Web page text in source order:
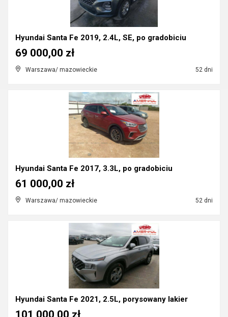
Hyundai Santa Fe 2019, 2.4L, SE, po gradobiciu
Warszawa/ mazowieckie 52 dni
69 000,00 zł
Hyundai Santa Fe 2017, 3.3L, po gradobiciu
Warszawa/ mazowieckie 52 dni
61 000,00 zł
Hyundai Santa Fe 2021, 2.5L, porysowany lakier
101 000,00 zł